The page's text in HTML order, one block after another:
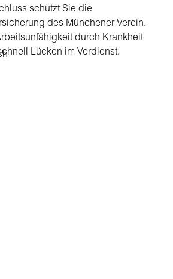
schützt Sie die
des Münchener Verein.
durch Krankheit
Lücken im Verdienst.